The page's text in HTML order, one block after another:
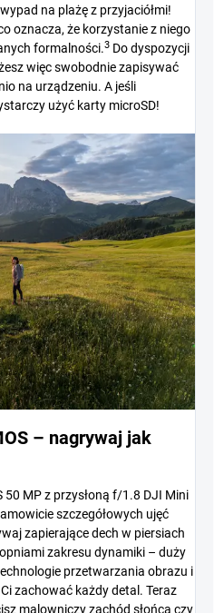
na plażę z przyjaciółmi!
oznacza, że korzystanie z niego
formalności.3 Do dyspozycji
więc swobodnie zapisywać
na urządzeniu. A jeśli
użyć karty microSD!
– nagrywaj jak
50 MP z przysłoną f/1.8 DJI Mini
szczegółowych ujęć
zapierające dech w piersiach
zakresu dynamiki – duży
przetwarzania obrazu i
zachować każdy detal. Teraz
malowniczy zachód słońca czy